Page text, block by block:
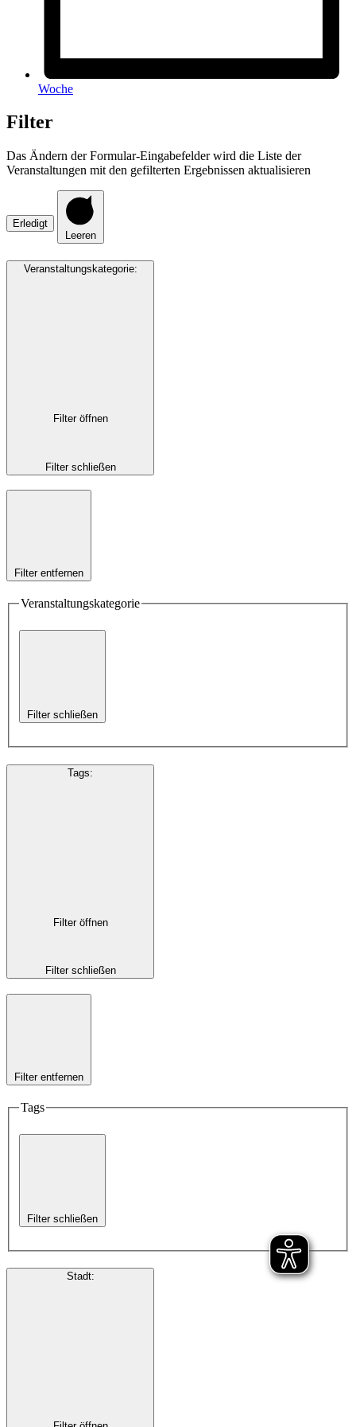
Woche
Filter
Das Ändern der Formular-Eingabefelder wird die Liste der
Veranstaltungen mit den gefilterten Ergebnissen aktualisieren
Erledigt
Leeren
Veranstaltungskategorie:
Filter öffnen
Filter schließen
Filter entfernen
Veranstaltungskategorie
Filter schließen
Tags:
Filter öffnen
Filter schließen
Filter entfernen
Tags
Filter schließen
Stadt: